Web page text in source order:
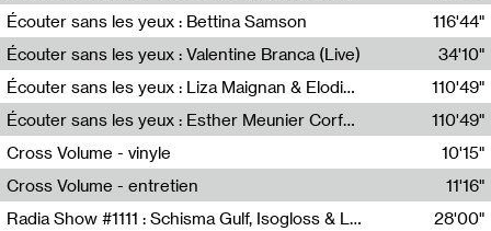
Écouter sans les yeux : Bettina Samson
Bettina Samson
116'44"
Écouter sans les yeux : Valentine Branca (Live)
Valentine Branca
34'10"
Écouter sans les yeux : Liza Maignan & Elodie Lecat
Liza Maignan,Elodie Lecat
110'49"
Écouter sans les yeux : Esther Meunier Corfdyr
Esther Meunier Corfdyr
110'49"
Cross Volume - vinyle
10'15"
Cross Volume - entretien
11'16"
Radia Show #1111 : Schisma Gulf, Isogloss & Lament For The Old Clock By Harvey Young / Resonance
28'00"